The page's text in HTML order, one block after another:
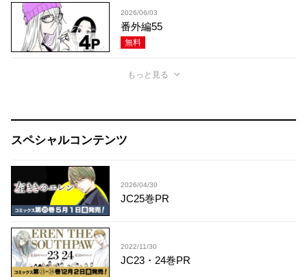
2026/06/03
番外編55
無料
もっと見る
スペシャルコンテンツ
2026/04/30
JC25巻PR
2022/11/30
JC23・24巻PR